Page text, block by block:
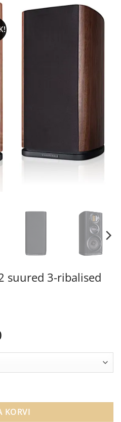
suured 3-ribalised
through
ribalised riiulikõlarid kogus
KORVI